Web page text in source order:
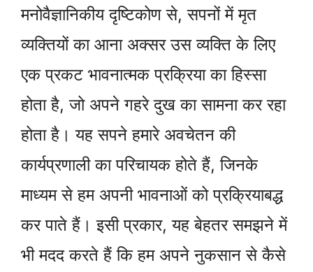
मनोवैज्ञानिकीय दृष्टिकोण से, सपनों में मृत
व्यक्तियों का आना अक्सर उस व्यक्ति के लिए
एक प्रकट भावनात्मक प्रक्रिया का हिस्सा
होता है, जो अपने गहरे दुख का सामना कर रहा
होता है। यह सपने हमारे अवचेतन की
कार्यप्रणाली का परिचायक होते हैं, जिनके
माध्यम से हम अपनी भावनाओं को प्रक्रियाबद्ध
कर पाते हैं। इसी प्रकार, यह बेहतर समझने में
भी मदद करते हैं कि हम अपने नुकसान से कैसे